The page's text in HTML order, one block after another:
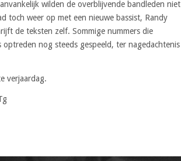
wilden de overblijvende bandleden niet
toch weer op met een nieuwe bassist, Randy
de teksten zelf. Sommige nummers die
nog steeds gespeeld, ter nagedachtenis
verjaardag.